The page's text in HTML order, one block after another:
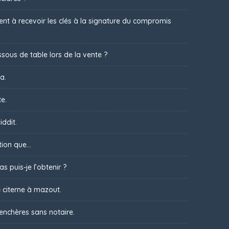
à recevoir les clés à la signature du compromis
de table lors de la vente ?
que...
puis-je l’obtenir ?
citerne à mazout.
sans notaire.